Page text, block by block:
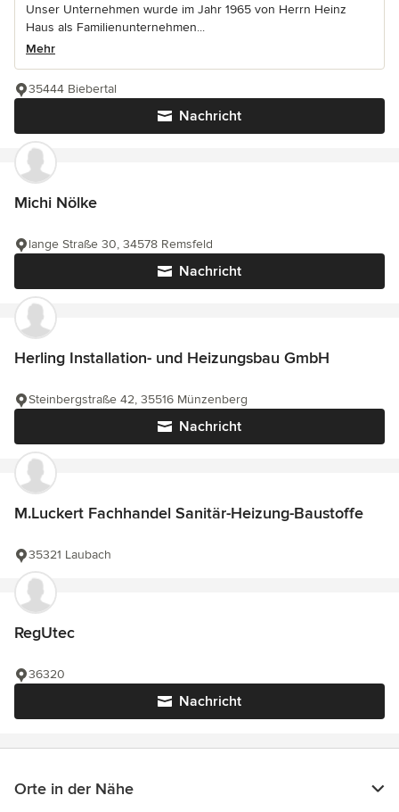
Unser Unternehmen wurde im Jahr 1965 von Herrn Heinz
Haus als Familienunternehmen...
Mehr
Nachricht
35444 Biebertal
Michi Nölke
Nachricht
lange Straße 30, 34578 Remsfeld
Herling Installation- und Heizungsbau GmbH
Nachricht
Steinbergstraße 42, 35516 Münzenberg
M.Luckert Fachhandel Sanitär-Heizung-Baustoffe
35321 Laubach
RegUtec
Nachricht
36320
Orte in der Nähe